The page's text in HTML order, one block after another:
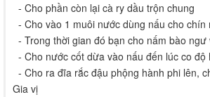
- Cho phần còn lại cà ry dầu trộn chung
- Cho vào 1 muôi nước dùng nấu cho
- Trong thời gian đó bạn cho nấm bào
- Cho nước cốt dừa vào nấu đến lúc co độ
- Cho ra đĩa rắc đậu phộng hành phi lên,
Gia vị